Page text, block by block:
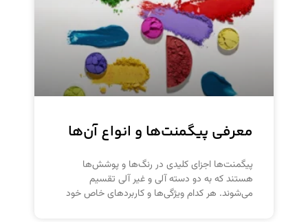
معرفی پیگمنت‌ها و انواع آن‌ها
پیگمنت‌ها اجزای کلیدی در رنگ‌ها و پوشش‌ها
هستند که به دو دسته آلی و غیر آلی تقسیم
می‌شوند. هر کدام ویژگی‌ها و کاربردهای خاص خود